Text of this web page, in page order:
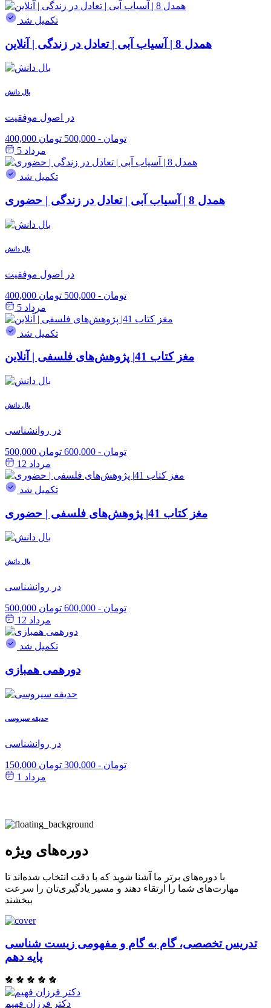
تکمیل شد
همدل 8 | آسیاب آبی | تعادل در زندگی | آنلاین
بال دانش
در اصول موفقیت
400,000 تومان - 500,000 تومان
مرداد 5
تکمیل شد
همدل 8 | آسیاب آبی | تعادل در زندگی | حضوری
بال دانش
در اصول موفقیت
400,000 تومان - 500,000 تومان
مرداد 5
تکمیل شد
مغز کتاب 41| پژوهش‌های فلسفی | آنلاین
بال دانش
در روانشناسی
500,000 تومان - 600,000 تومان
مرداد 12
تکمیل شد
مغز کتاب 41| پژوهش‌های فلسفی | حضوری
بال دانش
در روانشناسی
500,000 تومان - 600,000 تومان
مرداد 12
تکمیل شد
دورهمی همبازی
حدیقه سیروسی
در روانشناسی
150,000 تومان - 300,000 تومان
مرداد 1
دوره‌های ویژه
با دوره‌های برتر ما آشنا شوید که با دقت انتخاب شده‌اند تا
مهارت‌های شما را ارتقاء دهند و مسیر یادگیری‌تان را سرعت
ببخشند
تدریس تخصصی، گام به گام و مفهومی زیست شناسی
پایه دهم
دکتر فرزان فهیم